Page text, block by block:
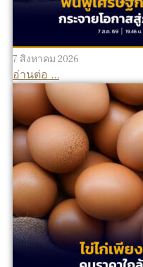
7 สิงหาคม 2026
อ่านต่อ ...